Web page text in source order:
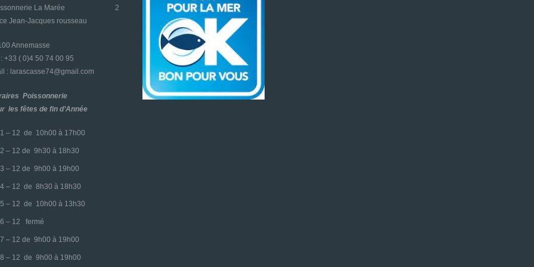
La Marée 2
Jean-Jacques rousseau
Annemasse
: +33 ( 0)4 50 74 00 95
: larascasse74@gmail.com
Poissonnerie
les fêtes de fin d’Année
– 12 de 10h00 à 17h00
– 12 de 9h30 à 18h30
– 12 de 9h00 à 19h00
– 12 de 8h30 à 18h30
– 12 de 10h00 à 13h30
– 12 fermé
– 12 de 9h00 à 19h00
– 12 de 9h00 à 19h00